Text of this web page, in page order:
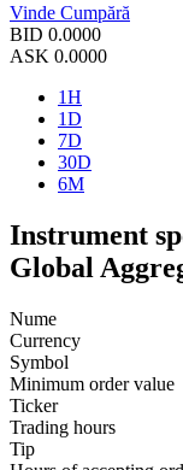
Vinde Cumpără
BID 0.0000
ASK 0.0000
1H
1D
7D
30D
6M
Instrument
Global
Nume
Currency
Symbol
Minimum order value
Ticker
Trading hours
Tip